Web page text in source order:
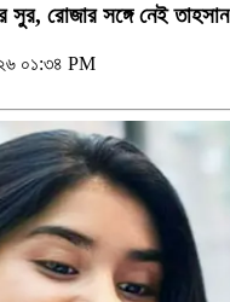
সুর, রোজার সঙ্গে নেই তাহসান
০১:৩৪ PM